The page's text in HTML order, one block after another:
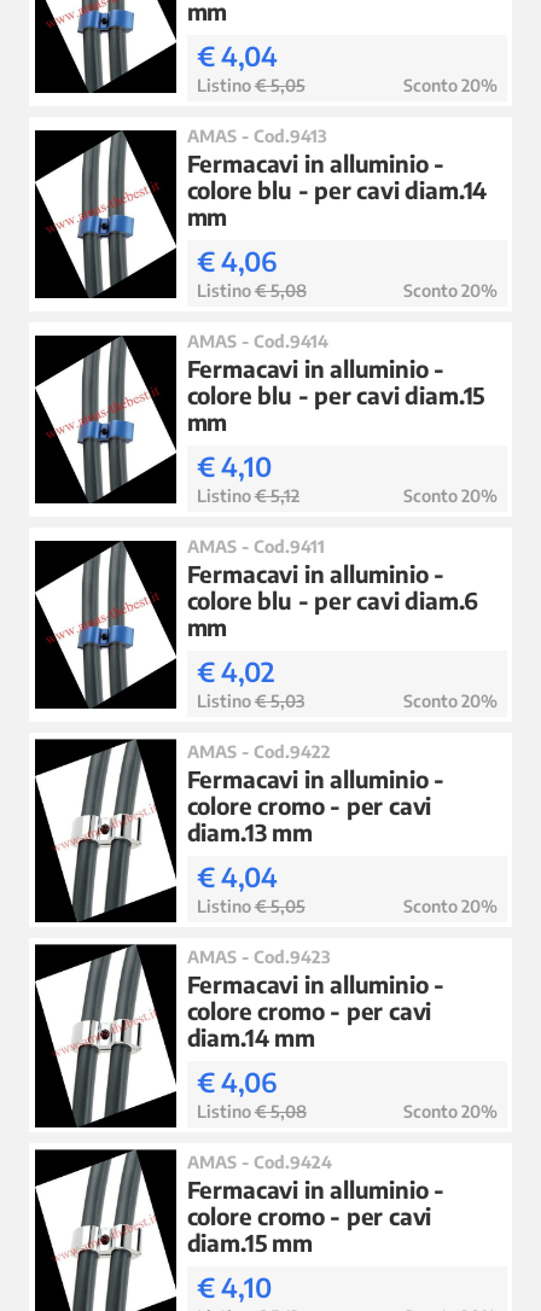
mm
€ 4,04
Listino€ 5,05 Sconto 20%
AMAS - Cod.9413
Fermacavi in alluminio -
colore blu - per cavi diam.14
mm
€ 4,06
Listino€ 5,08 Sconto 20%
AMAS - Cod.9414
Fermacavi in alluminio -
colore blu - per cavi diam.15
mm
€ 4,10
Listino€ 5,12 Sconto 20%
AMAS - Cod.9411
Fermacavi in alluminio -
colore blu - per cavi diam.6
mm
€ 4,02
Listino€ 5,03 Sconto 20%
AMAS - Cod.9422
Fermacavi in alluminio -
colore cromo - per cavi
diam.13 mm
€ 4,04
Listino€ 5,05 Sconto 20%
AMAS - Cod.9423
Fermacavi in alluminio -
colore cromo - per cavi
diam.14 mm
€ 4,06
Listino€ 5,08 Sconto 20%
AMAS - Cod.9424
Fermacavi in alluminio -
colore cromo - per cavi
diam.15 mm
€ 4,10